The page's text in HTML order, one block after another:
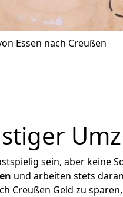
Essen nach Creußen
sein, aber keine
und arbeiten stets
Creußen Geld zu